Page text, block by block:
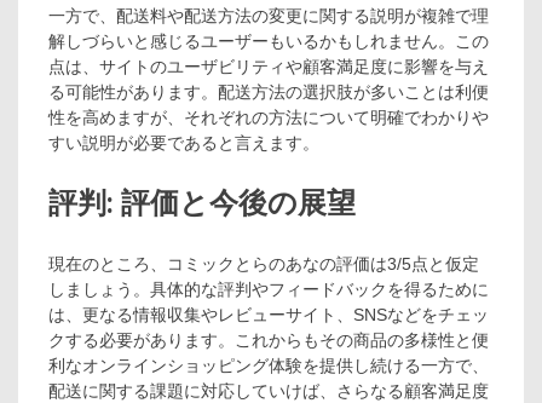
一方で、配送料や配送方法の変更に関する説明が複雑で理
解しづらいと感じるユーザーもいるかもしれません。この
点は、サイトのユーザビリティや顧客満足度に影響を与え
る可能性があります。配送方法の選択肢が多いことは利便
性を高めますが、それぞれの方法について明確でわかりや
すい説明が必要であると言えます。
評判: 評価と今後の展望
現在のところ、コミックとらのあなの評価は3/5点と仮定
しましょう。具体的な評判やフィードバックを得るために
は、更なる情報収集やレビューサイト、SNSなどをチェッ
クする必要があります。これからもその商品の多様性と便
利なオンラインショッピング体験を提供し続ける一方で、
配送に関する課題に対応していけば、さらなる顧客満足度